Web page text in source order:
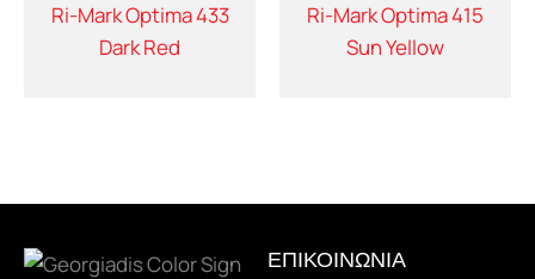
Ri-Mark Optima 433
Dark Red
Ri-Mark Optima 415
Sun Yellow
ΕΠΙΚΟΙΝΩΝΙΑ